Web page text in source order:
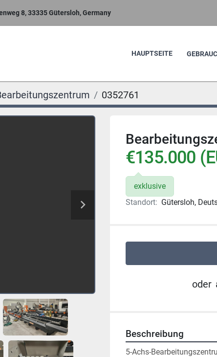
8, 33335 Gütersloh, Germany
HAUPTSEITE
0352761
€135.000
exklusive
Standort: Gütersloh,
oder
Beschreibung
5-Achs-